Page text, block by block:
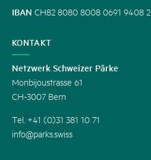
IBAN CH82 8080 8008 0691 9408 2
KONTAKT
Netzwerk Schweizer Pärke
Monbijoustrasse 61
CH-3007 Bern
Tel. +41 (0)31 381 10 71
info@parks.swiss